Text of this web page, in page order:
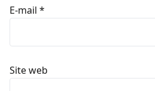
E-mail *
Site web